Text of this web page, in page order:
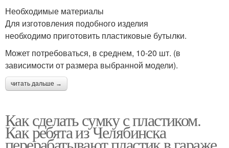
Необходимые материалы
Для изготовления подобного изделия
необходимо приготовить пластиковые бутылки.
Может потребоваться, в среднем, 10-20 шт. (в
зависимости от размера выбранной модели).
читать дальше →
Как сделать сумку с пластиком.
Как ребята из Челябинска